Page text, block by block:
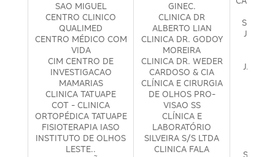
SAO MIGUEL
CENTRO CLINICO
QUALIMED
CENTRO MÉDICO COM
VIDA
CIM CENTRO DE
INVESTIGACAO
MAMARIAS
CLINICA TATUAPE
COT - CLINICA
ORTOPÉDICA TATUAPE
FISIOTERAPIA IASO
INSTITUTO DE OLHOS
LESTE..
GINEC.
CLINICA DR
ALBERTO LIAN
CLINICA DR. GODOY
MOREIRA
CLINICA DR. WEDER
CARDOSO & CIA
CLÍNICA E CIRURGIA
DE OLHOS PRO-
VISAO SS
CLÍNICA E
LABORATÓRIO
SILVEIRA S/S LTDA
CLINICA FALA
JEDER
J.